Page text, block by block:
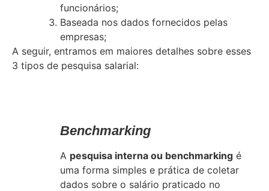
funcionários;
Baseada nos dados fornecidos pelas
empresas;
A seguir, entramos em maiores detalhes sobre esses
3 tipos de pesquisa salarial:
Benchmarking
A pesquisa interna ou benchmarking é
uma forma simples e prática de coletar
dados sobre o salário praticado no